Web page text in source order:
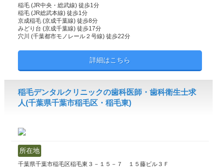
稲毛 (JR中央・総武線) 徒歩1分
稲毛 (JR総武本線) 徒歩1分
京成稲毛 (京成千葉線) 徒歩8分
みどり台 (京成千葉線) 徒歩17分
穴川 (千葉都市モノレール２号線) 徒歩22分
詳細はこちら
稲毛デンタルクリニックの歯科医師・歯科衛生士求
人(千葉県千葉市稲毛区・稲毛東)
所在地
千葉県千葉市稲毛区稲毛東３－１５－７ １５藤ビル３Ｆ